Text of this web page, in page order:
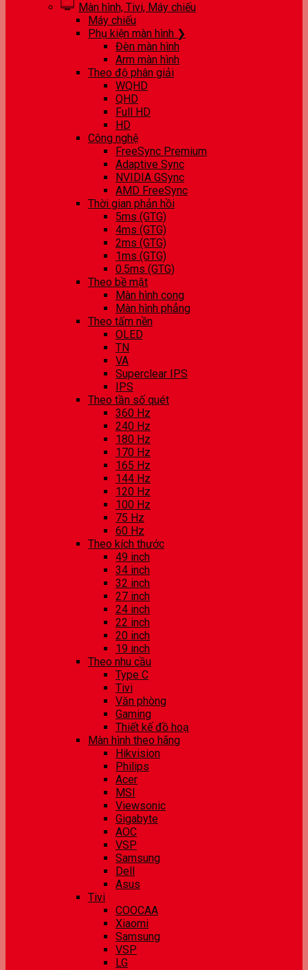
Màn hình, Tivi, Máy chiếu
Máy chiếu
Phụ kiện màn hình ❯
Đèn màn hình
Arm màn hình
Theo độ phân giải
WQHD
QHD
Full HD
HD
Công nghệ
FreeSync Premium
Adaptive Sync
NVIDIA GSync
AMD FreeSync
Thời gian phản hồi
5ms (GTG)
4ms (GTG)
2ms (GTG)
1ms (GTG)
0.5ms (GTG)
Theo bề mặt
Màn hình cong
Màn hình phẳng
Theo tấm nền
OLED
TN
VA
Superclear IPS
IPS
Theo tần số quét
360 Hz
240 Hz
180 Hz
170 Hz
165 Hz
144 Hz
120 Hz
100 Hz
75 Hz
60 Hz
Theo kích thước
49 inch
34 inch
32 inch
27 inch
24 inch
22 inch
20 inch
19 inch
Theo nhu cầu
Type C
Tivi
Văn phòng
Gaming
Thiết kế đồ hoạ
Màn hình theo hãng
Hikvision
Philips
Acer
MSI
Viewsonic
Gigabyte
AOC
VSP
Samsung
Dell
Asus
Tivi
COOCAA
Xiaomi
Samsung
VSP
LG